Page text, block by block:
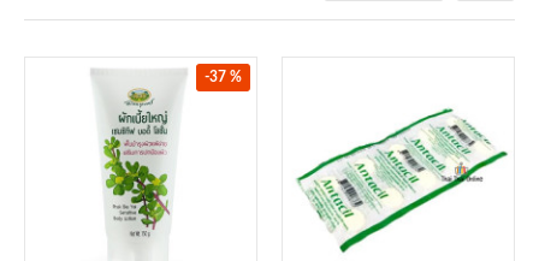
-37 %